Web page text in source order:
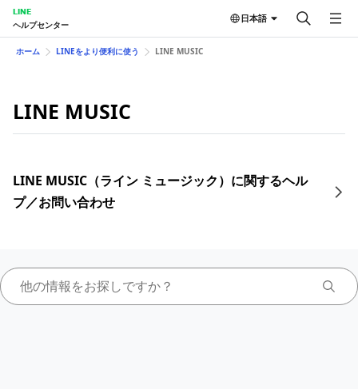
LINE
ヘルプセンター
日本語
ホーム LINEをより便利に使う LINE MUSIC
LINE MUSIC
LINE MUSIC（ライン ミュージック）に関するヘル
プ／お問い合わせ